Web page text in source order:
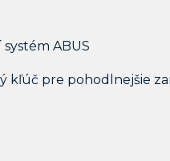
ABUS
kľúč pre pohodlnejšie